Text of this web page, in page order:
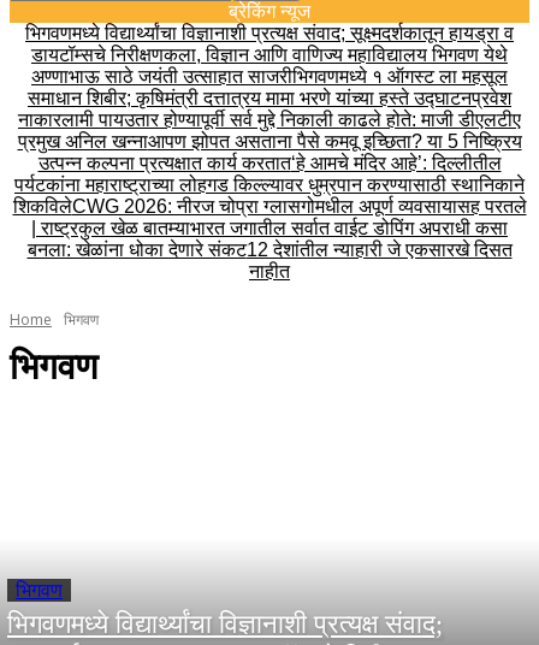
ब्रेकिंग न्यूज
भिगवणमध्ये विद्यार्थ्यांचा विज्ञानाशी प्रत्यक्ष संवाद; सूक्ष्मदर्शकातून हायड्रा व
डायटॉम्सचे निरीक्षणकला, विज्ञान आणि वाणिज्य महाविद्यालय भिगवण येथे
अण्णाभाऊ साठे जयंती उत्साहात साजरीभिगवणमध्ये १ ऑगस्ट ला महसूल
समाधान शिबीर; कृषिमंत्री दत्तात्रय मामा भरणे यांच्या हस्ते उद्घाटनप्रवेश
नाकारलामी पायउतार होण्यापूर्वी सर्व मुद्दे निकाली काढले होते: माजी डीएलटीए
प्रमुख अनिल खन्नाआपण झोपत असताना पैसे कमवू इच्छिता? या 5 निष्क्रिय
उत्पन्न कल्पना प्रत्यक्षात कार्य करतात‘हे आमचे मंदिर आहे’: दिल्लीतील
पर्यटकांना महाराष्ट्राच्या लोहगड किल्ल्यावर धुम्रपान करण्यासाठी स्थानिकाने
शिकविलेCWG 2026: नीरज चोप्रा ग्लासगोमधील अपूर्ण व्यवसायासह परतले
| राष्ट्रकुल खेळ बातम्याभारत जगातील सर्वात वाईट डोपिंग अपराधी कसा
बनला: खेळांना धोका देणारे संकट12 देशांतील न्याहारी जे एकसारखे दिसत
नाहीत
Home भिगवण
भिगवण
भिगवण
भिगवणमध्ये विद्यार्थ्यांचा विज्ञानाशी प्रत्यक्ष संवाद;